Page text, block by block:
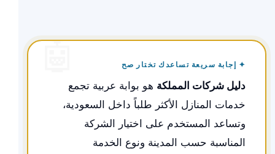
✦ إجابة سريعة تساعدك تختار صح
دليل شركات المملكة هو بوابة عربية تجمع
خدمات المنازل الأكثر طلباً داخل السعودية،
وتساعد المستخدم على اختيار الشركة
المناسبة حسب المدينة ونوع الخدمة